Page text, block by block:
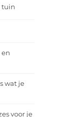
tuin
wat je
voor je